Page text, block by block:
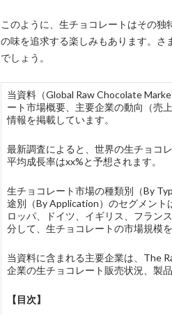
このように、生チョコレートはその
の味を追求する楽しみもあります。さ
でしょう。
当資料（Global Raw Chocolate
ート市場概要、主要企業の動向（売
情報を掲載しています。
最新調査によると、世界の生チョコ
平均成長率はxx%と予想されます。
生チョコレート市場の種類別（By
途別（By Application）のセグメン
ロッパ、ドイツ、イギリス、フラン
分して、生チョコレートの市場規模を
当資料に含まれる主要企業は、The
企業の生チョコレート販売状況、製
【目次】